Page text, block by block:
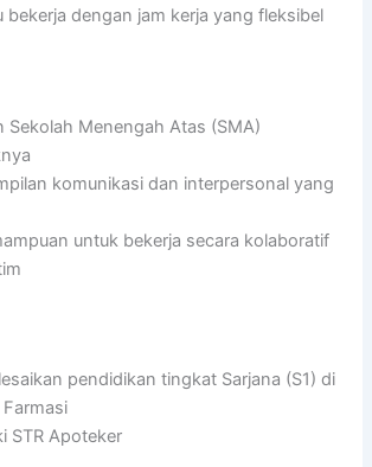
bekerja dengan jam kerja yang fleksibel
Sekolah Menengah Atas (SMA)
komunikasi dan interpersonal yang
untuk bekerja secara kolaboratif
pendidikan tingkat Sarjana (S1) di
STR Apoteker